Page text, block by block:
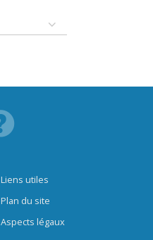
Liens utiles
Plan du site
Aspects légaux